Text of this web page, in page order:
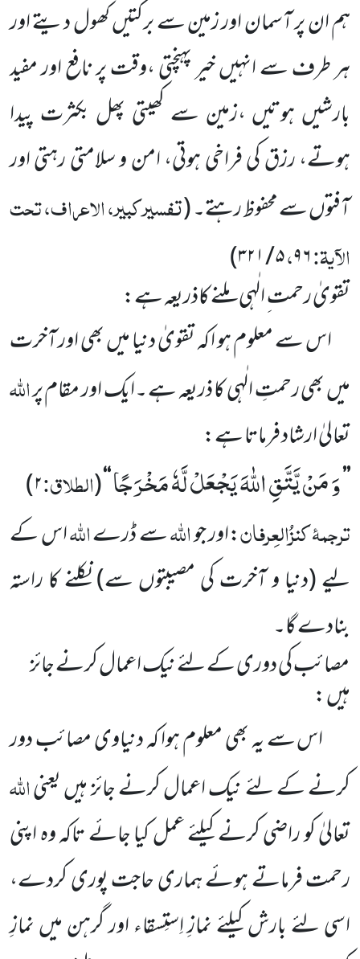
ہم ان پر آسمان اور زمین سے برکتیں کھول دیتے اور
ہر طرف سے انہیں خیر پہنچتی ،وقت پر نافع اور مفید
بارشیںہوتیں ،زمین سے کھیتی پھل بکثرت پیدا
ہوتے، رزق کی فراخی ہوتی، امن و سلامتی رہتی اور
آفتوں سے محفوظ رہتے۔(تفسیر کبیر، الاعراف، تحت
الآیۃ:۹۶،۵/۳۲۱)
تقویٰ رحمت ِ الٰہی ملنے کاذریعہ ہے:
اس سے معلوم ہو ا کہ تقویٰ دنیا میں بھی اورآخرت
میں بھی رحمتِ الٰہی کا ذریعہ ہے ۔ایک اور مقام پراللہ
تعالیٰارشاد فرماتا ہے:
’’وَ مَنْ یَّتَّقِ اللّٰهَ یَجْعَلْ لَّهٗ مَخْرَجًا‘‘
(الطلاق:۲)
ترجمۂکنزُالعِرفان:اور جواللہسے ڈرےاللہاس کے
لیے(دنیا و آخرت کی مصیبتوں سے)نکلنے کا راستہ
بنادے گا۔
مصائب کی دوری کے لئے نیک اعمال کرنے جائز
ہیں :
اس سے یہ بھی معلوم ہوا کہ دنیاوی مصائب دور
کرنے کے لئے نیک اعمال کرنے جائز ہیں یعنیاللہ
تعالیٰ کو راضی کرنے کیلئے عمل کیا جائے تاکہ وہ اپنی
رحمت فرماتے ہوئے ہماری حاجت پوری کردے،
اسی لئے بارش کیلئے نمازِ اِستِسقاء اور گرہن میں نمازِ